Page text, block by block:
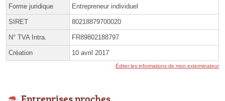
Forme juridique Entrepreneur individuel
SIRET 80218879700020
N° TVA Intra. FR89802188797
Création 10 avril 2017
Éditer les informations de mon exterminateur